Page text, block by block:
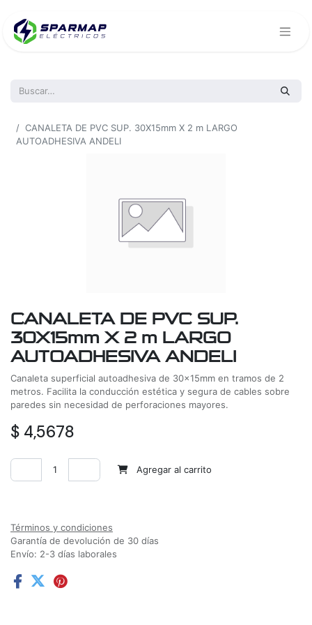
CANALETA DE PVC SUP. 30X15mm X 2 m LARGO
AUTOADHESIVA ANDELI
CANALETA DE PVC SUP.
30X15mm X 2 m LARGO
AUTOADHESIVA ANDELI
Canaleta superficial autoadhesiva de 30x15mm en tramos de 2
metros. Facilita la conducción estética y segura de cables sobre
paredes sin necesidad de perforaciones mayores.
$ 4,5678
Agregar al carrito
Términos y condiciones
Garantía de devolución de 30 días
Envío: 2-3 días laborales